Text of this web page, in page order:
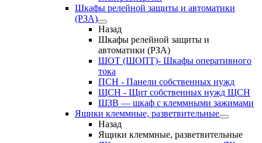
Шкафы релейной защиты и автоматики
(РЗА)
Назад
Шкафы релейной защиты и
автоматики (РЗА)
ШОТ (ШОПТ)- Шкафы оперативного
тока
ПСН - Панели собственных нужд
ЩСН - Щит собственных нужд ЩСН
ШЗВ — шкаф с клеммными зажимами
Ящики клеммные, разветвительные
Назад
Ящики клеммные, разветвительные